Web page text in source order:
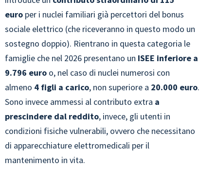
euro per i nuclei familiari già percettori del bonus
sociale elettrico (che riceveranno in questo modo un
sostegno doppio). Rientrano in questa categoria le
famiglie che nel 2026 presentano un ISEE inferiore a
9.796 euro o, nel caso di nuclei numerosi con
almeno 4 figli a carico, non superiore a 20.000 euro.
Sono invece ammessi al contributo extra a
prescindere dal reddito, invece, gli utenti in
condizioni fisiche vulnerabili, ovvero che necessitano
di apparecchiature elettromedicali per il
mantenimento in vita.